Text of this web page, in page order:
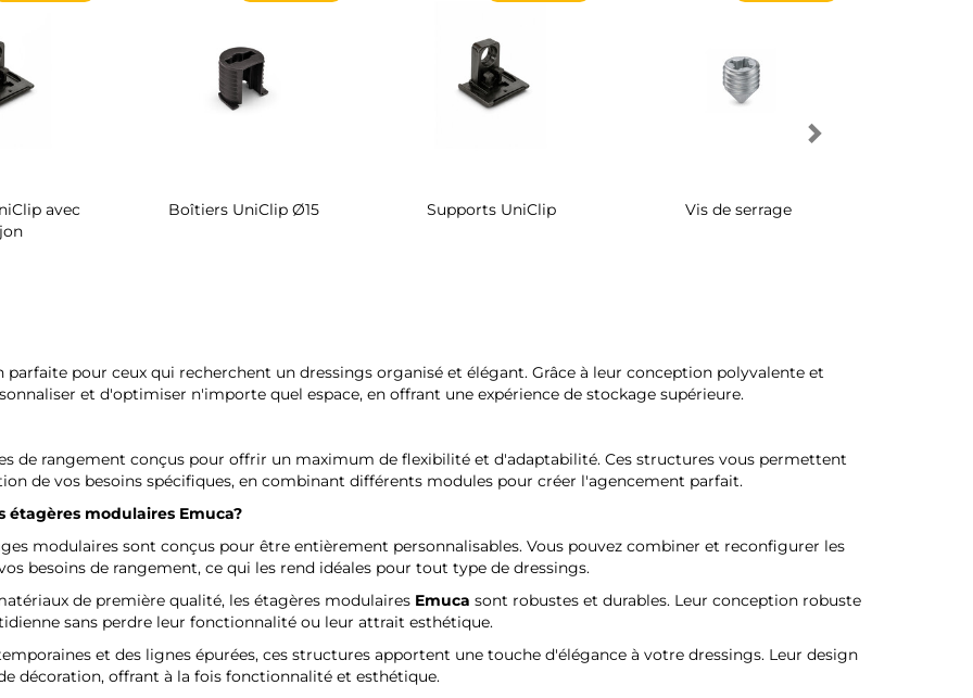
avec
Boîtiers UniClip Ø15 Supports UniClip Vis de serrage
parfaite pour ceux qui recherchent un dressings organisé et élégant. Grâce à leur conception polyvalente et
et d'optimiser n'importe quel espace, en offrant une expérience de stockage supérieure.
de rangement conçus pour offrir un maximum de flexibilité et d'adaptabilité. Ces structures vous permettent
de vos besoins spécifiques, en combinant différents modules pour créer l'agencement parfait.
étagères modulaires Emuca?
modulaires sont conçus pour être entièrement personnalisables. Vous pouvez combiner et reconfigurer les
besoins de rangement, ce qui les rend idéales pour tout type de dressings.
de première qualité, les étagères modulaires Emuca sont robustes et durables. Leur conception robuste
sans perdre leur fonctionnalité ou leur attrait esthétique.
et des lignes épurées, ces structures apportent une touche d'élégance à votre dressings. Leur design
décoration, offrant à la fois fonctionnalité et esthétique.